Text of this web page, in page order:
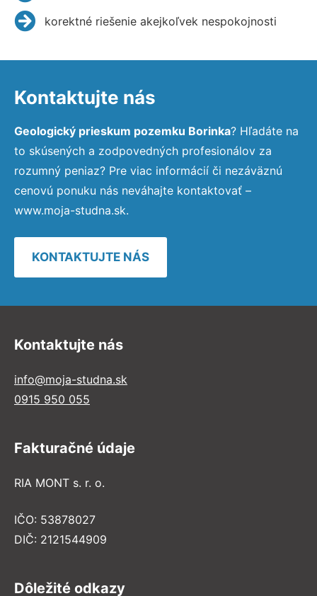
korektné riešenie akejkoľvek nespokojnosti
Kontaktujte nás
Geologický prieskum pozemku Borinka? Hľadáte na
to skúsených a zodpovedných profesionálov za
rozumný peniaz? Pre viac informácií či nezáväznú
cenovú ponuku nás neváhajte kontaktovať –
www.moja-studna.sk.
KONTAKTUJTE NÁS
Kontaktujte nás
info@moja-studna.sk
0915 950 055
Fakturačné údaje
RIA MONT s. r. o.
IČO: 53878027
DIČ: 2121544909
Dôležité odkazy